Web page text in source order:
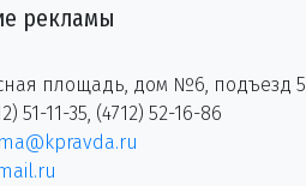
рекламы
площадь, дом №6, подъезд 5
51-11-35, (4712) 52-16-86